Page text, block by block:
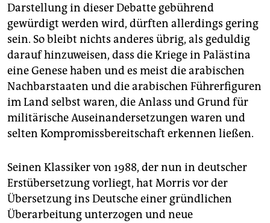
Darstellung in dieser Debatte gebührend
gewürdigt werden wird, dürften allerdings gering
sein. So bleibt nichts anderes übrig, als geduldig
darauf hinzuweisen, dass die Kriege in Palästina
eine Genese haben und es meist die arabischen
Nachbarstaaten und die arabischen Führerfiguren
im Land selbst waren, die Anlass und Grund für
militärische Auseinandersetzungen waren und
selten Kompromissbereitschaft erkennen ließen.
Seinen Klassiker von 1988, der nun in deutscher
Erstübersetzung vorliegt, hat Morris vor der
Übersetzung ins Deutsche einer gründlichen
Überarbeitung unterzogen und neue